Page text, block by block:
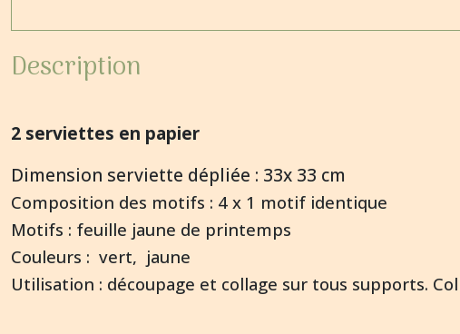
Description
2 serviettes en papier
Dimension serviette dépliée : 33x 33 cm
Composition des motifs : 4 x 1 motif identique
Motifs : feuille jaune de printemps
Couleurs : vert, jaune
Utilisation : découpage et collage sur tous supports.